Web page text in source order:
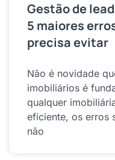
Gestão de
5 maiores
precisa evitar
Não é novidade
imobiliários é
qualquer
eficiente, os erros
não